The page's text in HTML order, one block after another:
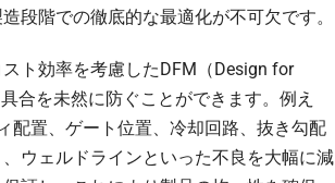
段階での徹底的な最適化が不可欠です。
ト効率を考慮したDFM（Design for
合を未然に防ぐことができます。例え
配置、ゲート位置、冷却回路、抜き勾配
ウェルドラインといった不良を大幅に減